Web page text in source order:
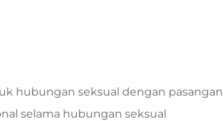
hubungan seksual dengan pasangan
selama hubungan seksual